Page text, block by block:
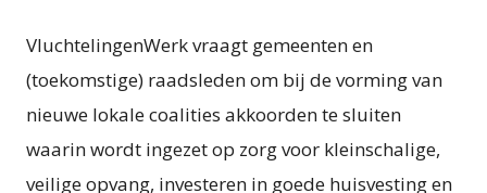
VluchtelingenWerk vraagt gemeenten en
(toekomstige) raadsleden om bij de vorming van
nieuwe lokale coalities akkoorden te sluiten
waarin wordt ingezet op zorg voor kleinschalige,
veilige opvang, investeren in goede huisvesting en